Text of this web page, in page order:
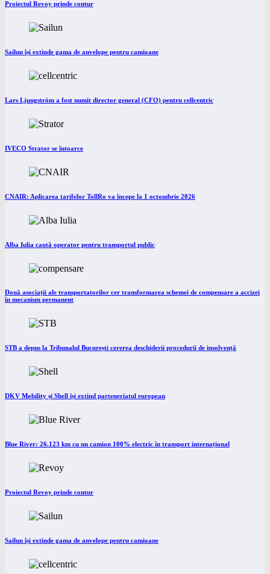
Proiectul Revoy prinde contur
Sailun își extinde gama de anvelope pentru camioane
Lars Ljungström a fost numit director general (CFO) pentru cellcentric
IVECO Strator se întoarce
CNAIR: Aplicarea tarifelor TollRo va începe la 1 octombrie 2026
Alba Iulia caută operator pentru transportul public
Două asociații ale transportatorilor cer transformarea schemei de compensare a accizei
în mecanism permanent
STB a depus la Tribunalul București cererea deschiderii procedurii de insolvență
DKV Mobility și Shell își extind parteneriatul european
Blue River: 26.123 km cu un camion 100% electric în transport internațional
Proiectul Revoy prinde contur
Sailun își extinde gama de anvelope pentru camioane